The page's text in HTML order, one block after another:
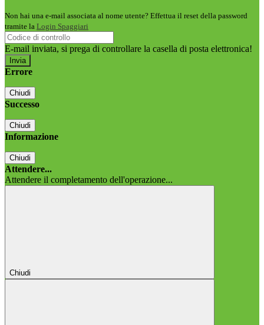
Non hai una e-mail associata al nome utente? Effettua il reset della password
tramite la Login Spaggiari
E-mail inviata, si prega di controllare la casella di posta elettronica!
Errore
Chiudi
Successo
Chiudi
Informazione
Chiudi
Attendere...
Attendere il completamento dell'operazione...
Chiudi